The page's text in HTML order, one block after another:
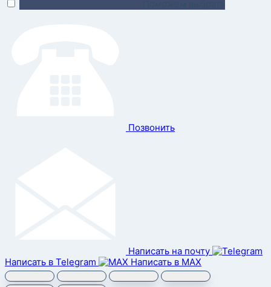
Позвонить
Написать на почту
Написать в Telegram
Написать в MAX